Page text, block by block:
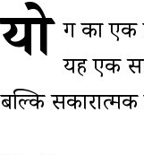
यो ग का एक
यह एक
बल्कि सकारात्मक